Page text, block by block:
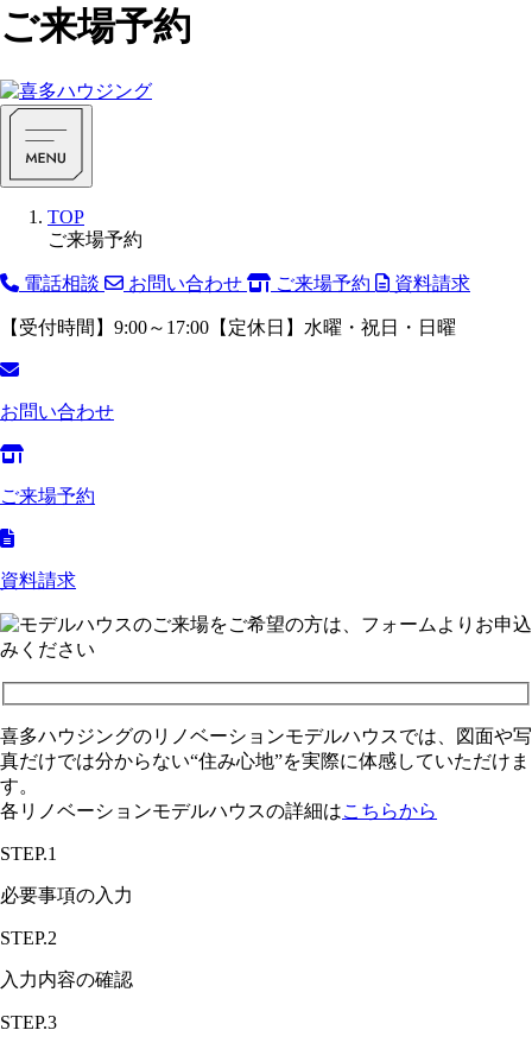
ご来場予約
TOP
ご来場予約
電話相談 お問い合わせ ご来場予約 資料請求
【受付時間】9:00～17:00【定休日】水曜・祝日・日曜
お問い合わせ
ご来場予約
資料請求
喜多ハウジングのリノベーションモデルハウスでは、図面や写
真だけでは分からない“住み心地”を実際に体感していただけま
す。
各リノベーションモデルハウスの詳細はこちらから
STEP.1
必要事項の入力
STEP.2
入力内容の確認
STEP.3